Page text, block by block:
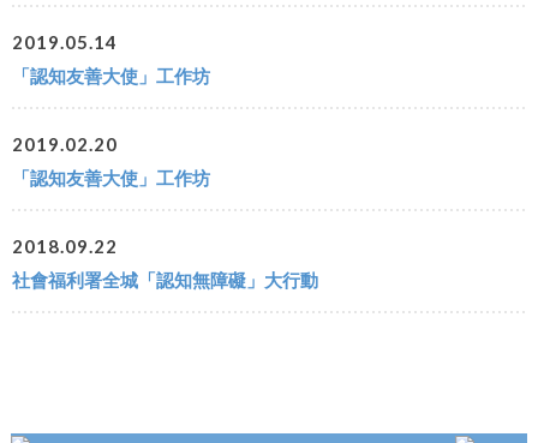
2019.05.14
「認知友善大使」工作坊
2019.02.20
「認知友善大使」工作坊
2018.09.22
社會福利署全城「認知無障礙」大行動